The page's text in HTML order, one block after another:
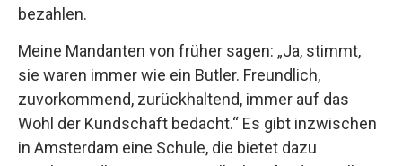
bezahlen.
Meine Mandanten von früher sagen: „Ja, stimmt,
sie waren immer wie ein Butler. Freundlich,
zuvorkommend, zurückhaltend, immer auf das
Wohl der Kundschaft bedacht.“ Es gibt inzwischen
in Amsterdam eine Schule, die bietet dazu